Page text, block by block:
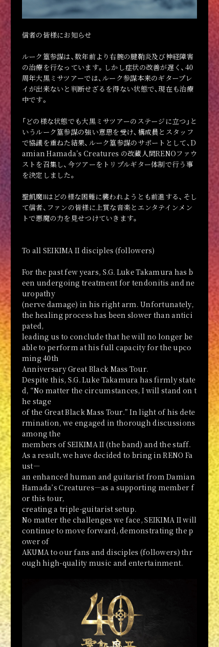
メディア登場情報
構成員紹介
PROFILE
黒ミサ
教典紹介
DISCOGRAPHY
活動絵巻
写真の館
悪魔物品の館
GOODS
ここも見よ
LINKS
公式アカウント
信者の皆様にお知らせ
ルーク篁参謀は、数年前より右腕の腱鞘炎及び神経障害
の治療を行なっています。しかし症状の改善が遅く、40
周年大黒ミサツアーでは、ルーク参謀本来のギタープレ
イが出来ないと判断せざるを得ない状態で、現在も治療
中です。
「どの様な状態でも大黒ミサツアーのステージに立つ」と
いうルーク篁参謀の強い意思を受け、構成員とスタッフ
で協議を重ねた結果、ルーク篁参謀のサポートとして、D
amian Hamada’s Creatures の改藏人間RENOファウ
ストを召集し、今ツアーをトリプルギター体制で行う事
を決定しました。
聖飢魔Ⅱはどの様な困難に襲われようとも前進する、そし
て信者、ファンの皆様に上質な音楽とエンタテインメン
トで悪魔の力を見せつけていきます。
To all SEIKIMA II disciples (followers)
For the past few years, S.G. Luke Takamura has b
een undergoing treatment for tendonitis and ne
uropathy
(nerve damage) in his right arm. Unfortunately,
the healing process has been slower than antici
pated,
leading us to conclude that he will no longer be
able to perform at his full capacity for the upco
ming 40th
Anniversary Great Black Mass Tour.
Despite this, S.G. Luke Takamura has firmly state
d, “No matter the circumstances, I will stand on t
he stage
of the Great Black Mass Tour.” In light of his dete
rmination, we engaged in thorough discussions
among the
members of SEIKIMA II (the band) and the staff.
As a result, we have decided to bring in RENO Fa
ust—
an enhanced human and guitarist from Damian
Hamada’s Creatures—as a supporting member f
or this tour,
creating a triple-guitarist setup.
No matter the challenges we face, SEIKIMA II will
continue to move forward, demonstrating the p
ower of
AKUMA to our fans and disciples (followers) thr
ough high-quality music and entertainment.